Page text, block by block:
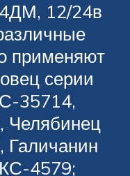
12/24в
применяют
серии
35714,
Челябинец
4579;